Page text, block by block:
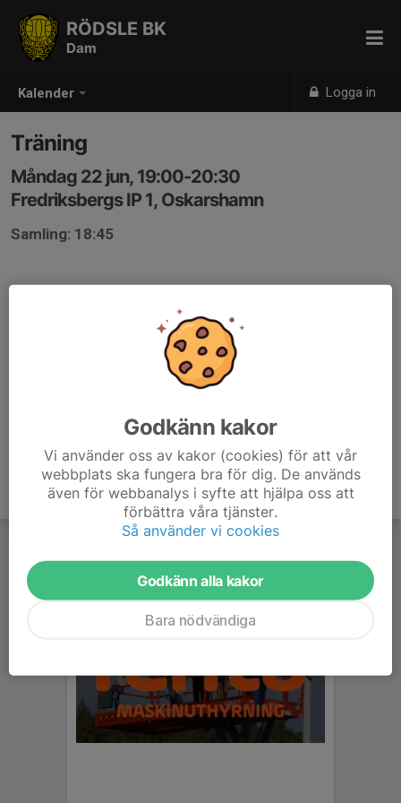
Kalender Logga in
RÖDSLE BK
Dam
Träning
Måndag 22 jun, 19:00-20:30
Fredriksbergs IP 1, Oskarshamn
Samling: 18:45
Godkänn kakor
Vi använder oss av kakor (cookies) för att vår
webbplats ska fungera bra för dig. De används
även för webbanalys i syfte att hjälpa oss att
förbättra våra tjänster.
Så använder vi cookies
Godkänn alla kakor
Bara nödvändiga